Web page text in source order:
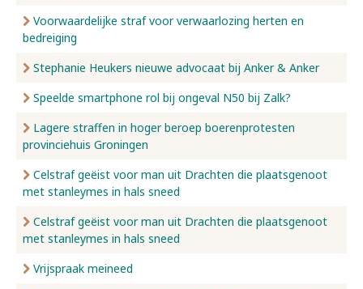
Voorwaardelijke straf voor verwaarlozing herten en
bedreiging
Stephanie Heukers nieuwe advocaat bij Anker & Anker
Speelde smartphone rol bij ongeval N50 bij Zalk?
Lagere straffen in hoger beroep boerenprotesten
provinciehuis Groningen
Celstraf geëist voor man uit Drachten die plaatsgenoot
met stanleymes in hals sneed
Celstraf geëist voor man uit Drachten die plaatsgenoot
met stanleymes in hals sneed
Vrijspraak meineed